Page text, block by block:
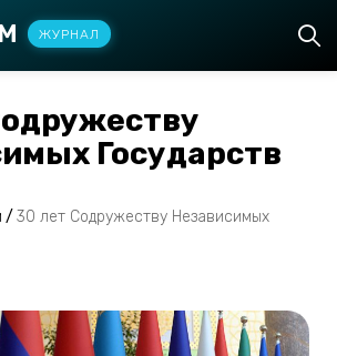
ЖУРНАЛ
Государств
/ 30 лет Содружеству Независимых